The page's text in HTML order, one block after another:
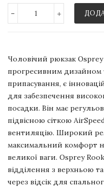
- +
Чоловічий рюкзак
прогресивним дизайном
припасування, є
для забезпечення
посадки. Він має
підвісною сіткою
вентиляцію. Широкий
максимальний комфорт
великої ваги. Osprey
відділення з верхньою
через відсік для